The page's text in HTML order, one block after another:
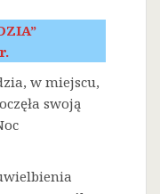
w miejscu,
swoją